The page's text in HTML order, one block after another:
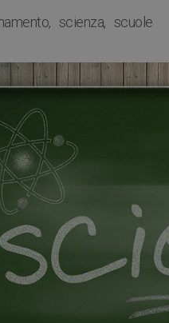
scienza scuole